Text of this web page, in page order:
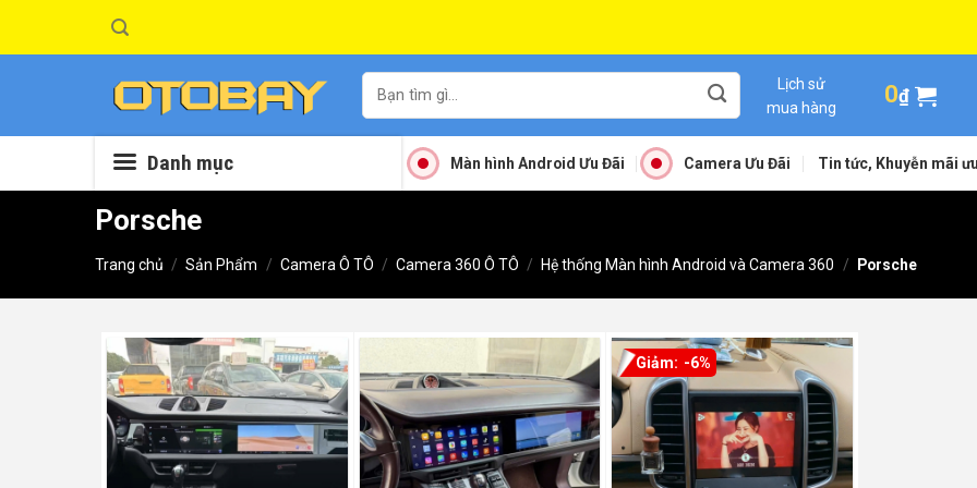
Tìm
kiếm:
Lịch sử
mua hàng
0₫
Danh mục Màn hình Android Ưu Đãi Camera Ưu Đãi Tin tức, Khuyễn mãi
Porsche
Trang chủ / Sản Phẩm / Camera Ô TÔ / Camera 360 Ô TÔ / Hệ thống Màn hình Android và Camera 360 / Porsche
-6%